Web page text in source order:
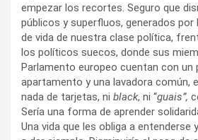
empezar los recortes. Seguro que
públicos y superfluos, generados
de vida de nuestra clase política,
los políticos suecos, donde sus
Parlamento europeo cuentan con un
apartamento y una lavadora común,
nada de tarjetas, ni black, ni “guais”,
Sería una forma de aprender
Una vida que les obliga a entenderse